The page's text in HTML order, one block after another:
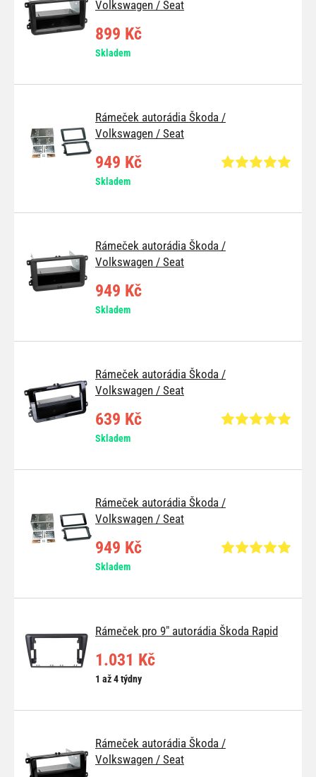
Volkswagen / Seat
899 Kč
Skladem
Rámeček autorádia Škoda /
Volkswagen / Seat
949 Kč
Skladem
Rámeček autorádia Škoda /
Volkswagen / Seat
949 Kč
Skladem
Rámeček autorádia Škoda /
Volkswagen / Seat
639 Kč
Skladem
Rámeček autorádia Škoda /
Volkswagen / Seat
949 Kč
Skladem
Rámeček pro 9" autorádia Škoda Rapid
1.031 Kč
1 až 4 týdny
Rámeček autorádia Škoda /
Volkswagen / Seat